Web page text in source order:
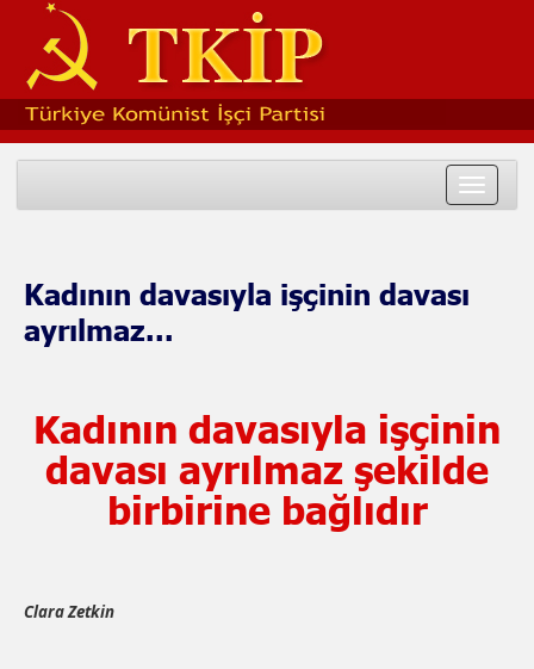
Toggle
Kadının davasıyla işçinin davası
ayrılmaz...
Kadının davasıyla işçinin
davası ayrılmaz şekilde
birbirine bağlıdır
Clara Zetkin